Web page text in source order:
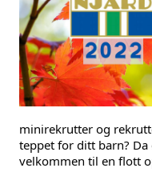
minirekrutter og
teppet for ditt barn?
velkommen til en flott